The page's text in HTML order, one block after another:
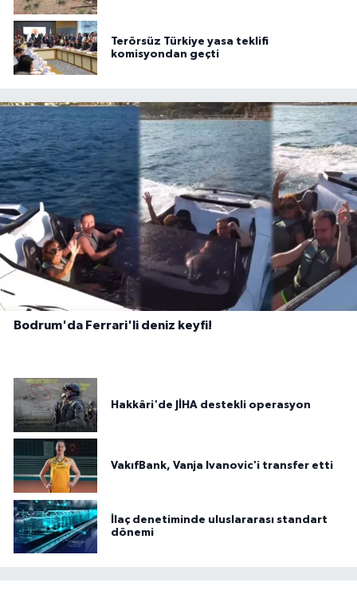
Terörsüz Türkiye yasa teklifi
komisyondan geçti
Bodrum'da Ferrari'li deniz keyfi!
Hakkâri'de JİHA destekli operasyon
VakıfBank, Vanja Ivanovic'i transfer etti
İlaç denetiminde uluslararası standart
dönemi